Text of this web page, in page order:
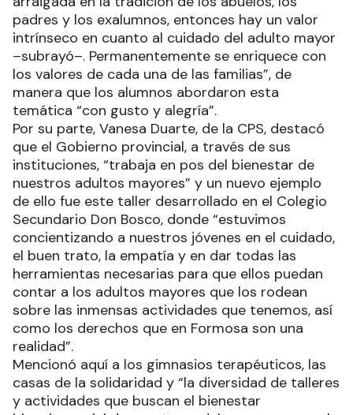
padres y los exalumnos, entonces hay un valor
intrínseco en cuanto al cuidado del adulto mayor
–subrayó–. Permanentemente se enriquece con
los valores de cada una de las familias”, de
manera que los alumnos abordaron esta
temática “con gusto y alegría”.
Por su parte, Vanesa Duarte, de la CPS, destacó
que el Gobierno provincial, a través de sus
instituciones, “trabaja en pos del bienestar de
nuestros adultos mayores” y un nuevo ejemplo
de ello fue este taller desarrollado en el Colegio
Secundario Don Bosco, donde “estuvimos
concientizando a nuestros jóvenes en el cuidado,
el buen trato, la empatía y en dar todas las
herramientas necesarias para que ellos puedan
contar a los adultos mayores que los rodean
sobre las inmensas actividades que tenemos, así
como los derechos que en Formosa son una
realidad”.
Mencionó aquí a los gimnasios terapéuticos, las
casas de la solidaridad y “la diversidad de talleres
y actividades que buscan el bienestar